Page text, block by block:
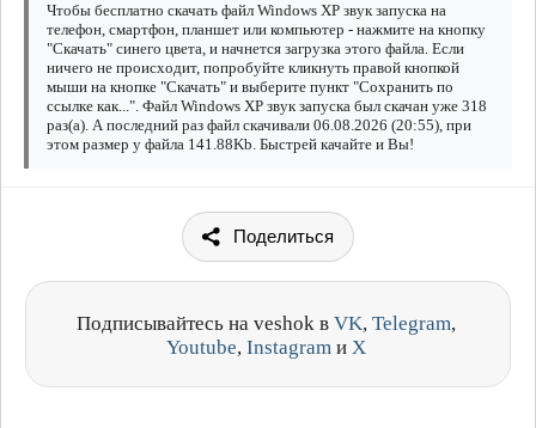
Чтобы бесплатно скачать файл Windows XP звук запуска на
телефон, смартфон, планшет или компьютер - нажмите на кнопку
"Скачать" синего цвета, и начнется загрузка этого файла. Если
ничего не происходит, попробуйте кликнуть правой кнопкой
мыши на кнопке "Скачать" и выберите пункт "Сохранить по
ссылке как...". Файл Windows XP звук запуска был скачан уже 318
раз(а). А последний раз файл скачивали 06.08.2026 (20:55), при
этом размер у файла 141.88Kb. Быстрей качайте и Вы!
Поделиться
Подписывайтесь на veshok в VK, Telegram,
Youtube, Instagram и X